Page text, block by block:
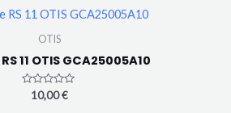
OTIS
11 OTIS GCA25005A10
Note
10,00€